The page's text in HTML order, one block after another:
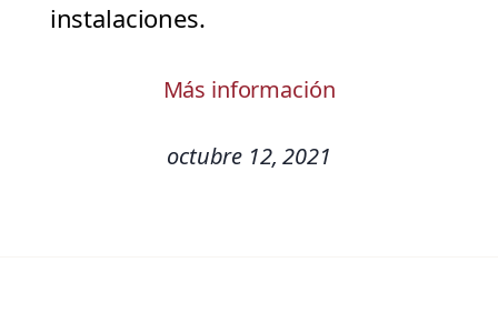
instalaciones.
Más información
octubre 12, 2021